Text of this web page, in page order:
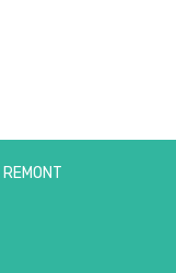
REMONT